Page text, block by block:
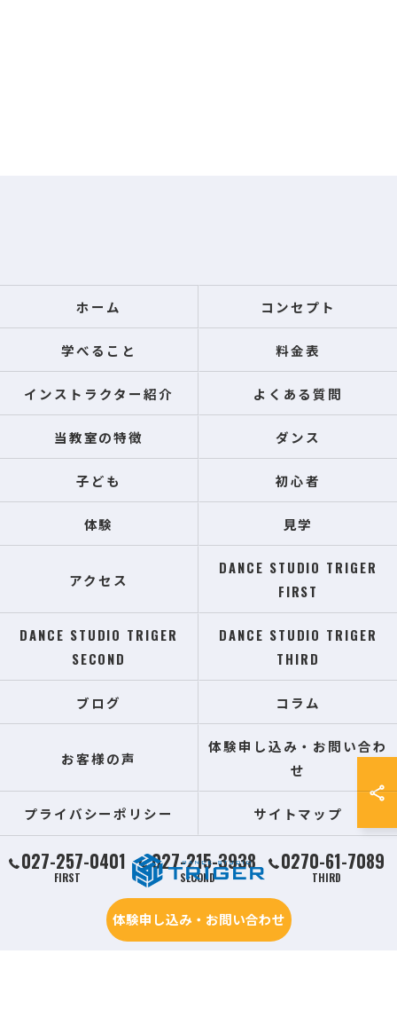
027-257-0401
FIRST
027-215-3938
SECOND
0270-61-7089
THIRD
体験申し込み・お問い合わせ
ホーム コンセプト
学べること 料金表
インストラクター紹介 よくある質問
当教室の特徴 ダンス
子ども 初心者
体験 見学
アクセス
DANCE STUDIO TRIGER
FIRST
DANCE STUDIO TRIGER
SECOND
DANCE STUDIO TRIGER
THIRD
ブログ コラム
お客様の声
体験申し込み・お問い合わ
せ
プライバシーポリシー サイトマップ
© 2026 群馬県前橋の習い事ならDANCE STUDIO TRIGER ALL RIGHTS RESERVED.